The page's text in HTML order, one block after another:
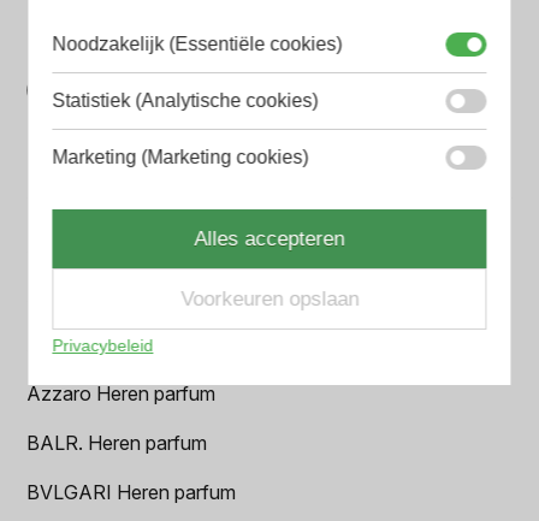
Bespaar tijd en geld
Wij hebben alle prijzen voor je verzameld zodat jij
minder tijd en geld kwijt bent
Populaire herengeuren
Amouage Heren parfum
Aramis Heren parfum
Armani Heren parfum
Azzaro Heren parfum
BALR. Heren parfum
BVLGARI Heren parfum
Noodzakelijk (Essentiële cookies)
Statistiek (Analytische cookies)
Marketing (Marketing cookies)
Alles accepteren
Voorkeuren opslaan
Privacybeleid